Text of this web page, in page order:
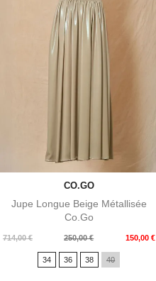
CO.GO
Jupe Longue Beige Métallisée
Co.Go
714,00 €
Prix
250,00 € 150,00 €
Prix
34 36 38 40